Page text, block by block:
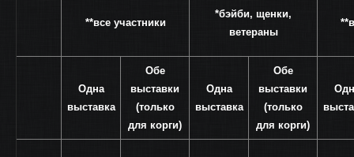
**все участники
*бэйби, щенки,
ветераны
Одна
выставка
Обе
выставки
(только
для корги)
Одна
выставка
Обе
выставки
(только
для корги)